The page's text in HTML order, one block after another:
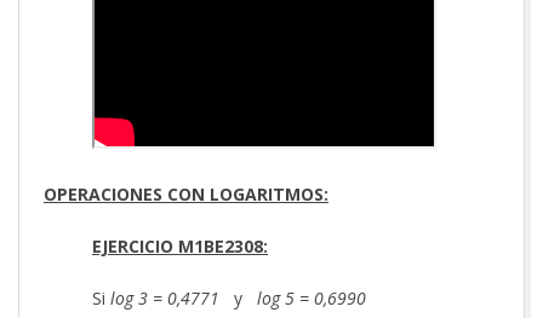
OPERACIONES CON LOGARITMOS:
EJERCICIO M1BE2308:
Si log 3 = 0,4771 y log 5 = 0,6990